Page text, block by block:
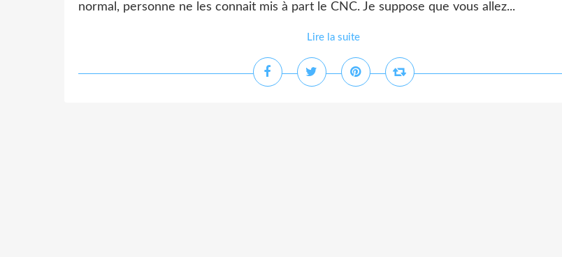
normal, personne ne les connait mis à part le CNC. Je suppose que vous allez...
Lire la suite